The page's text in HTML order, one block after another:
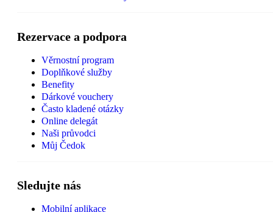
Rezervace a podpora
Věrnostní program
Doplňkové služby
Benefity
Dárkové vouchery
Často kladené otázky
Online delegát
Naši průvodci
Můj Čedok
Sledujte nás
Mobilní aplikace